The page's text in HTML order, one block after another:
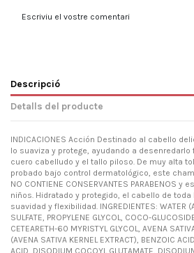
Escriviu el vostre comentari
Descripció
Detalls del producte
INDICACIONES Acción Destinado al cabello
lo suaviza y protege, ayudando a
cuero cabelludo y el tallo piloso. De muy alta
probado bajo control dermatológico, este
NO CONTIENE CONSERVANTES PARABENOS
niños. Hidratado y protegido, el cabello de
suavidad y flexibilidad. INGREDIENTES: WATER
SULFATE, PROPYLENE GLYCOL, COCO-
CETEARETH-60 MYRISTYL GLYCOL, AVENA
(AVENA SATIVA KERNEL EXTRACT), BENZOIC
ACID, DISODIUM COCOYL GLUTAMATE,